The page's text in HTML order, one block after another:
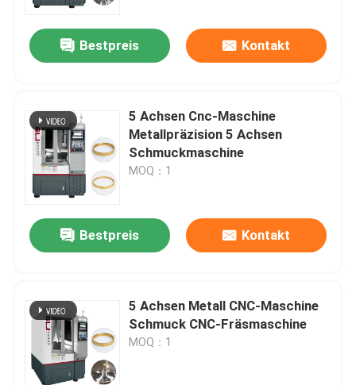
Produkte
VR Show
Bestpreis Kontakt
5 Achsen Cnc-Maschine
Metallpräzision 5 Achsen
Schmuckmaschine
MOQ：1
Bestpreis Kontakt
5 Achsen Metall CNC-Maschine
Schmuck CNC-Fräsmaschine
MOQ：1